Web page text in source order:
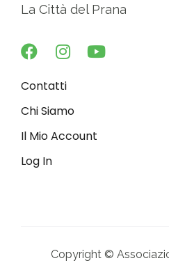
La Città del Prana
Contatti
Chi Siamo
Il Mio Account
Log In
Copyright ©